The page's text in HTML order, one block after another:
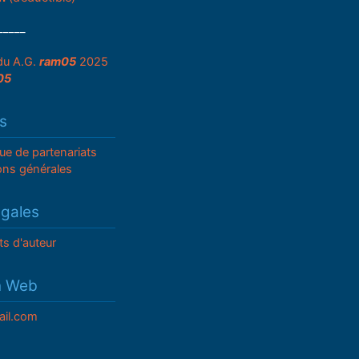
A.G. ram052025
de partenariats
générales
d'auteur
Web